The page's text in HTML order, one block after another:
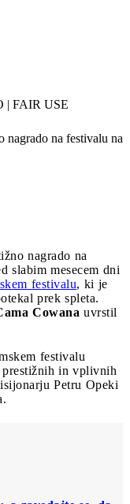
| FAIR USE
nagrado na festivalu na
nagrado na
slabim mesecem dni
festivalu, ki je
prek spleta.
Cowana uvrstil
festivalu
in vplivnih
Petru Opeki